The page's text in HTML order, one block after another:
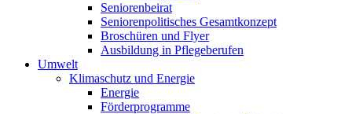
Seniorenbeirat
Seniorenpolitisches Gesamtkonzept
Broschüren und Flyer
Ausbildung in Pflegeberufen
Umwelt
Klimaschutz und Energie
Energie
Förderprogramme